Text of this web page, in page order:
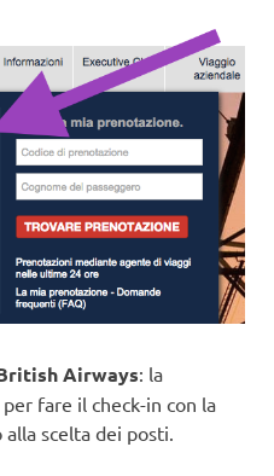
Airways: la
fare il check-in con la
scelta dei posti.